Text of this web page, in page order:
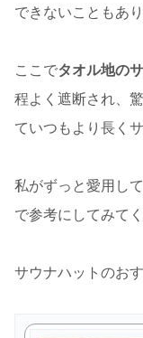
できないこともあり
ここでタオル地の
程よく遮断され、
ていつもより長く
私がずっと愛用し
で参考にしてみて
サウナハットのお